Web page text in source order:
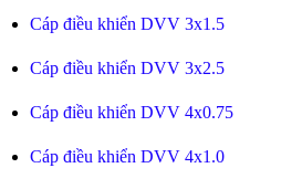
Cáp điều khiển DVV 3x1.5
Cáp điều khiển DVV 3x2.5
Cáp điều khiển DVV 4x0.75
Cáp điều khiển DVV 4x1.0